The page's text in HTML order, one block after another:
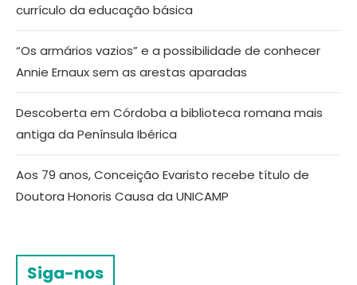
currículo da educação básica
“Os armários vazios” e a possibilidade de conhecer
Annie Ernaux sem as arestas aparadas
Descoberta em Córdoba a biblioteca romana mais
antiga da Península Ibérica
Aos 79 anos, Conceição Evaristo recebe título de
Doutora Honoris Causa da UNICAMP
Siga-nos